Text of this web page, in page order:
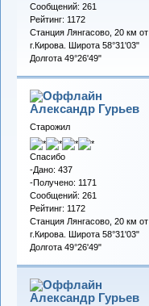
Сообщений: 261
Рейтинг: 1172
Станция Лянгасово, 20 км от
г.Кирова. Широта 58°31'03"
Долгота 49°26'49"
Александр Гурьев
Старожил
Спасибо
-Дано: 437
-Получено: 1171
Сообщений: 261
Рейтинг: 1172
Станция Лянгасово, 20 км от
г.Кирова. Широта 58°31'03"
Долгота 49°26'49"
Александр Гурьев